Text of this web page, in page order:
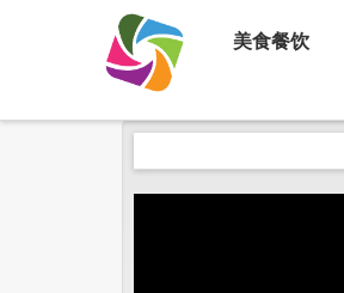
美食餐饮